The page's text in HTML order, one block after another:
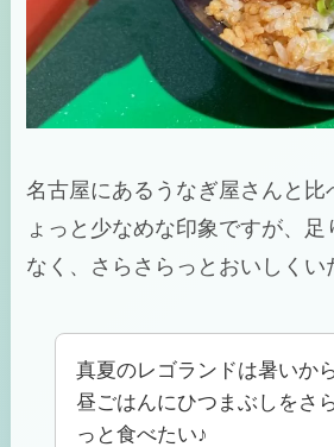
名古屋にあるうなぎ屋さんと比
ょっと少なめな印象ですが、足
なく、さらさらっとおいしくい
真夏のレゴランドは暑いか
昼ごはんにひつまぶしをさ
っと食べたい♪